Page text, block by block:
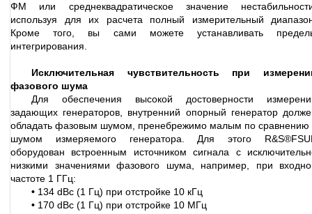
ФМ или среднеквадратическое значение
используя для их расчета полный измерительный
Кроме того, вы сами можете устанавливать
интегрирования.
Исключительная чувствительность при
фазового шума
Для обеспечения высокой достоверности
задающих генераторов, внутренний опорный генератор
обладать фазовым шумом, пренебрежимо малым по сравнению
шумом измеряемого генератора. Для этого
оборудован встроенным источником сигнала с
низкими значениями фазового шума, например, при
частоте 1 ГГц:
• 134 dBc (1 Гц) при отстройке 10 кГц
• 170 dBc (1 Гц) при отстройке 10 МГц